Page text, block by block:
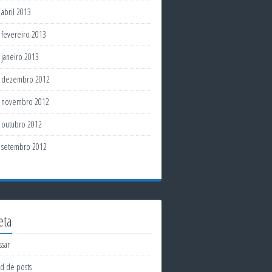
abril 2013
fevereiro 2013
janeiro 2013
dezembro 2012
novembro 2012
outubro 2012
setembro 2012
de posts